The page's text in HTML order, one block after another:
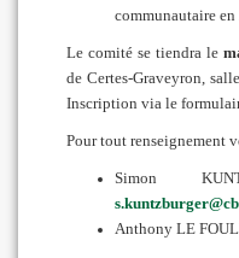
communautaire
Le comité se tiendra le
de Certes-Graveyron,
Inscription via le
Pour tout renseignement
Simon
Anthony LE